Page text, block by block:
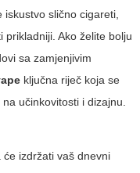
iskustvo slično cigareti,
Ako želite bolju
sa zamjenjivim
ključna riječ koja se
učinkovitosti i dizajnu.
izdržati vaš dnevni